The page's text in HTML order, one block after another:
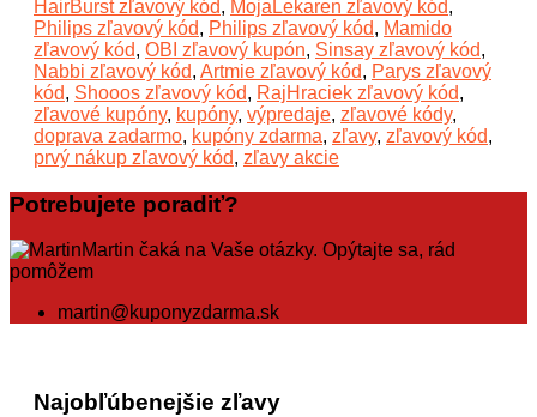
HairBurst zľavový kód, MojaLekaren zľavový kód,
Philips zľavový kód, Philips zľavový kód, Mamido
zľavový kód, OBI zľavový kupón, Sinsay zľavový kód,
Nabbi zľavový kód, Artmie zľavový kód, Parys zľavový
kód, Shooos zľavový kód, RajHraciek zľavový kód,
zľavové kupóny, kupóny, výpredaje, zľavové kódy,
doprava zadarmo, kupóny zdarma, zľavy, zľavový kód,
prvý nákup zľavový kód, zľavy akcie
Potrebujete poradiť?
Martin čaká na Vaše otázky. Opýtajte sa, rád
pomôžem
martin@kuponyzdarma.sk
Najobľúbenejšie zľavy